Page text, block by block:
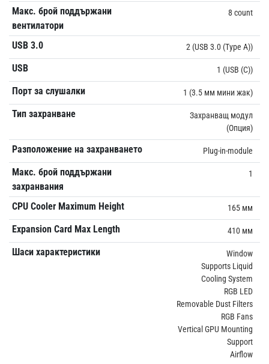
Макс. брой поддържани
вентилатори
8 count
USB 3.0 2 (USB 3.0 (Type A))
USB 1 (USB (C))
Порт за слушалки 1 (3.5 мм мини жак)
Тип захранване
Захранващ модул
(Опция)
Разположение на захранването Plug-in-module
Макс. брой поддържани
захранвания
1
CPU Cooler Maximum Height 165 мм
Expansion Card Max Length 410 мм
Шаси характеристики
Window
Supports Liquid
Cooling System
RGB LED
Removable Dust Filters
RGB Fans
Vertical GPU Mounting
Support
Airflow